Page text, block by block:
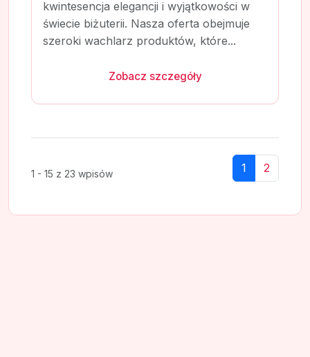
kwintesencja elegancji i wyjątkowości w
świecie biżuterii. Nasza oferta obejmuje
szeroki wachlarz produktów, które...
Zobacz szczegóły
1 - 15 z 23 wpisów 1 2